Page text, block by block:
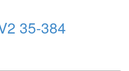
35-384